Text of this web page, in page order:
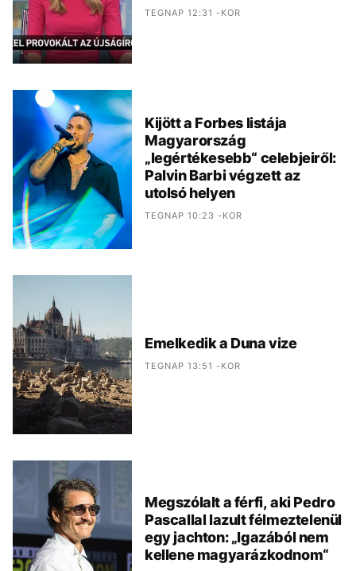
TEGNAP 12:31 -KOR
Kijött a Forbes listája
Magyarország
„legértékesebb“ celebjeiről:
Palvin Barbi végzett az
utolsó helyen
TEGNAP 10:23 -KOR
Emelkedik a Duna vize
TEGNAP 13:51 -KOR
Megszólalt a férfi, aki Pedro
Pascallal lazult félmeztelenül
egy jachton: „Igazából nem
kellene magyarázkodnom“